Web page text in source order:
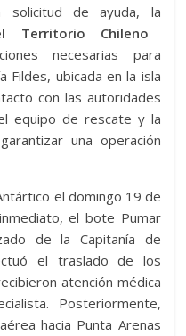
solicitud de ayuda, la
Territorio Chileno
necesarias para
Fildes, ubicada en la isla
con las autoridades
equipo de rescate y la
una operación
el domingo 19 de
el bote Pumar
de la Capitanía de
el traslado de los
atención médica
Posteriormente,
hacia Punta Arenas